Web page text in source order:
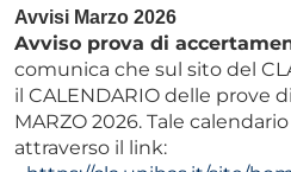
Avvisi Marzo 2026
Avviso prova di
comunica che sul sito del
il CALENDARIO delle
MARZO 2026. Tale
attraverso il link: